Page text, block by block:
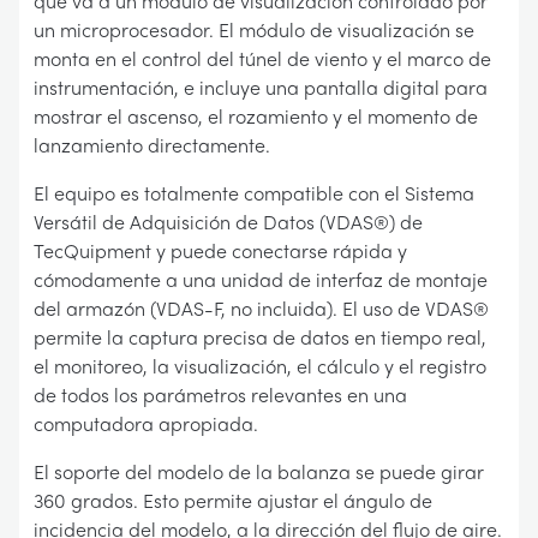
un microprocesador. El módulo de visualización se
monta en el control del túnel de viento y el marco de
instrumentación, e incluye una pantalla digital para
mostrar el ascenso, el rozamiento y el momento de
lanzamiento directamente.
El equipo es totalmente compatible con el Sistema
Versátil de Adquisición de Datos (VDAS®) de
TecQuipment y puede conectarse rápida y
cómodamente a una unidad de interfaz de montaje
del armazón (VDAS-F, no incluida). El uso de VDAS®
permite la captura precisa de datos en tiempo real,
el monitoreo, la visualización, el cálculo y el registro
de todos los parámetros relevantes en una
computadora apropiada.
El soporte del modelo de la balanza se puede girar
360 grados. Esto permite ajustar el ángulo de
incidencia del modelo, a la dirección del flujo de aire.